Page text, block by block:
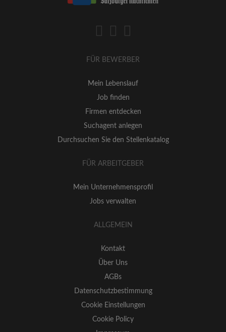
FÜR BEWERBER
Mein Lebenslauf
Job finden
Firmen entdecken
Suchagent anlegen
Durchsuchen Sie den Stellenkatalog
FÜR ARBEITGEBER
Mein Unternehmensprofil
Jobs verwalten
ALLGEMEIN
Kontakt
Über Uns
AGBs
Datenschutzbestimmung
Cookie Einstellungen
Cookie Policy